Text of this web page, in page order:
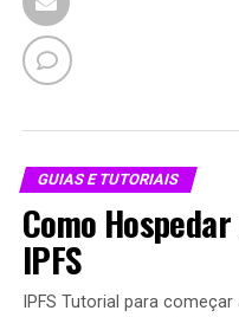
GUIAS E TUTORIAIS
Como
IPFS
IPFS Tutorial para